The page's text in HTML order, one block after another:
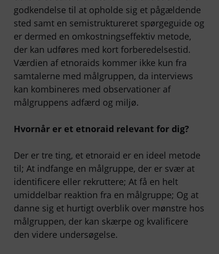
godkendelse til at opholde sig et pågældende
sted samt en semistruktureret spørgeguide og
er dermed en omkostningseffektiv metode,
der kan udføres med kort forberedelsestid.
Værdien af etnoraids kommer ikke kun fra
samtalerne med målgruppen, da interviews
kan kombineres med observationer af
målgruppens adfærd og miljø.
Hvornår er et etnoraid relevant for dig?
Der er tre ting, et etnoraid er en ideel metode
til; At indfange en målgruppe, der er svær at
identificere eller rekruttere; At få en helt
umiddelbar reaktion fra en målgruppe; Og at
danne sig et hurtigt overblik over mønstre hos
målgruppen, der kan skærpe og kvalificere
den videre undersøgelse.